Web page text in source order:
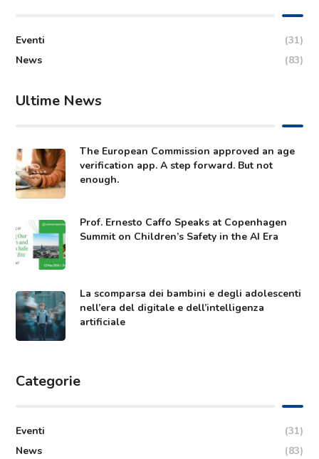
Eventi
(31)
News
(83)
Ultime News
The European Commission approved an age
verification app. A step forward. But not
enough.
Prof. Ernesto Caffo Speaks at Copenhagen
Summit on Children’s Safety in the AI Era
La scomparsa dei bambini e degli adolescenti
nell’era del digitale e dell’intelligenza
artificiale
Categorie
Eventi
(31)
News
(83)